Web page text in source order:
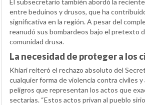
El subsecretario también abordó la
entre beduinos y drusos, que ha
significativa en la región. A pesar del
reanudó sus bombardeos bajo el pretexto
comunidad drusa.
La necesidad de proteger a los
Khiari reiteró el rechazo absoluto del
cualquier forma de violencia contra civiles
peligros que representan los actos que
sectarias. “Estos actos privan al pueblo